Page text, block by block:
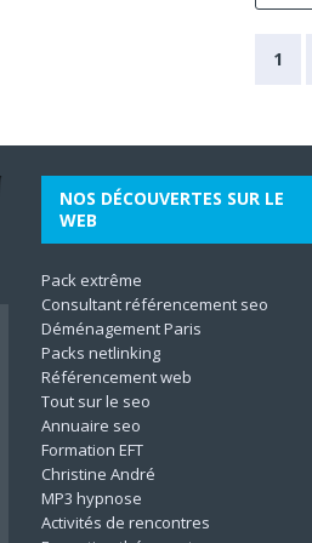
1
NOS DÉCOUVERTES SUR LE
WEB
Pack extrême
Consultant référencement seo
Déménagement Paris
Packs netlinking
Référencement web
Tout sur le seo
Annuaire seo
Formation EFT
Christine André
MP3 hypnose
Activités de rencontres